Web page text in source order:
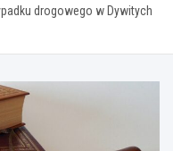
drogowego w Dywitych